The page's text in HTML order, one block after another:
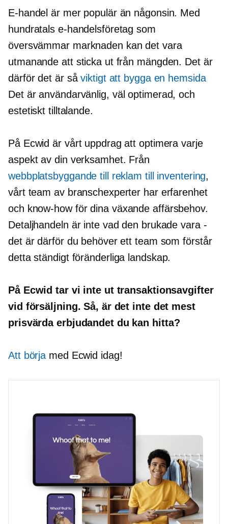
E-handel är mer populär än någonsin. Med
hundratals e-handelsföretag som
översvämmar marknaden kan det vara
utmanande att sticka ut från mängden. Det är
därför det är såviktigt att bygga en hemsida
Det äranvändarvänlig, väl optimerad, och
estetiskt tilltalande.
På Ecwid är vårt uppdrag att optimera varje
aspekt av din verksamhet. Från
webbplatsbyggande till reklam till inventering,
vårt team av branschexperter har erfarenhet
och know-howför dina växande affärsbehov.
Detaljhandeln är inte vad den brukade vara -
det är därför du behöver ett team som förstår
dettaständigt föränderliga landskap.
På Ecwid tar vi inte ut transaktionsavgifter
vid försäljning. Så, är det inte det mest
prisvärda erbjudandet du kan hitta?
Att börja med Ecwid idag!